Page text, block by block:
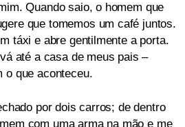
Quando saio, o homem que
que tomemos um café juntos.
táxi e abre gentilmente a porta.
até a casa de meus pais –
o que aconteceu.
por dois carros; de dentro
com uma arma na mão e me